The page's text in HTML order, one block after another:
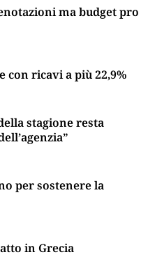
ma budget pro
con ricavi a più 22,9%
stagione resta
per sostenere la
in Grecia